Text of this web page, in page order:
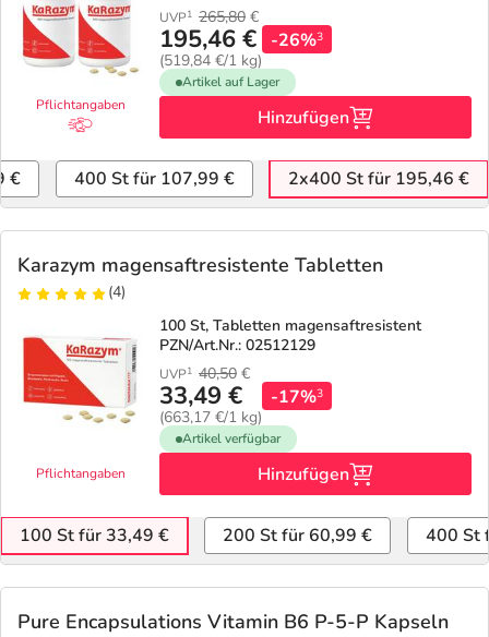
Pflichtangaben
UVP1 265,80 €
195,46 €
(519,84 €/1 kg)
-26%3
Artikel auf Lager
Hinzufügen
€ 400 St für 107,99 € 2x400 St für 195,46 €
Karazym magensaftresistente Tabletten
(4)
Pflichtangaben
100 St, Tabletten magensaftresistent
PZN/Art.Nr.: 02512129
UVP1 40,50 €
33,49 €
(663,17 €/1 kg)
-17%3
Artikel verfügbar
Hinzufügen
100 St für 33,49 € 200 St für 60,99 € 400 St
Pure Encapsulations Vitamin B6 P-5-P Kapseln